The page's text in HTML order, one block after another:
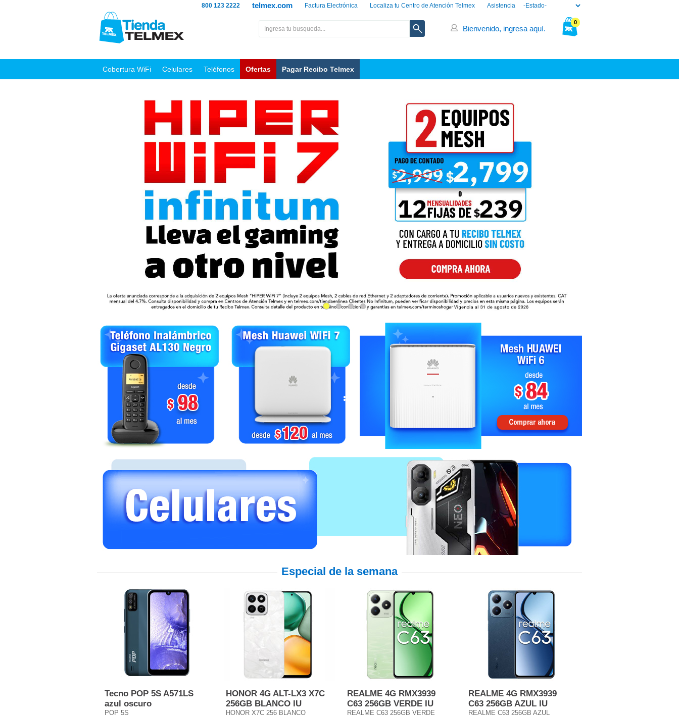
Asistencia
Localiza tu Centro de Atención Telmex
Factura Electrónica
telmex.com
800 123 2222
0
Bienvenido, ingresa aquí.
Cobertura WiFi Celulares Teléfonos Ofertas Pagar Recibo Telmex
Especial de la semana
Tecno POP 5S A571LS
azul oscuro
POP 5S
HONOR 4G ALT-LX3 X7C
256GB BLANCO IU
HONOR X7C 256 BLANCO
REALME 4G RMX3939
C63 256GB VERDE IU
REALME C63 256GB VERDE
REALME 4G RMX3939
C63 256GB AZUL IU
REALME C63 256GB AZUL